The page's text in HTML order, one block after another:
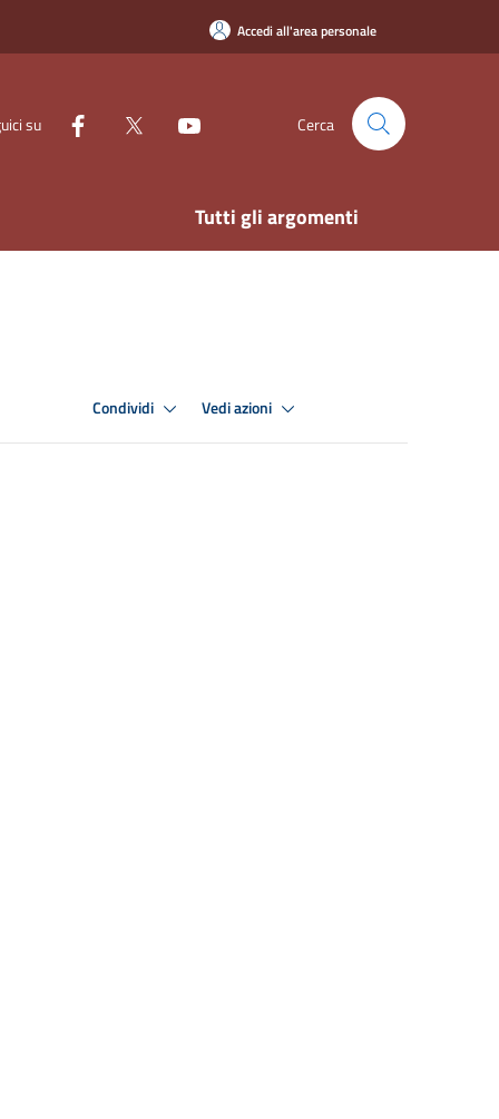
Accedi all'area personale
su Cerca
Tutti gli argomenti
Condividi Vedi azioni